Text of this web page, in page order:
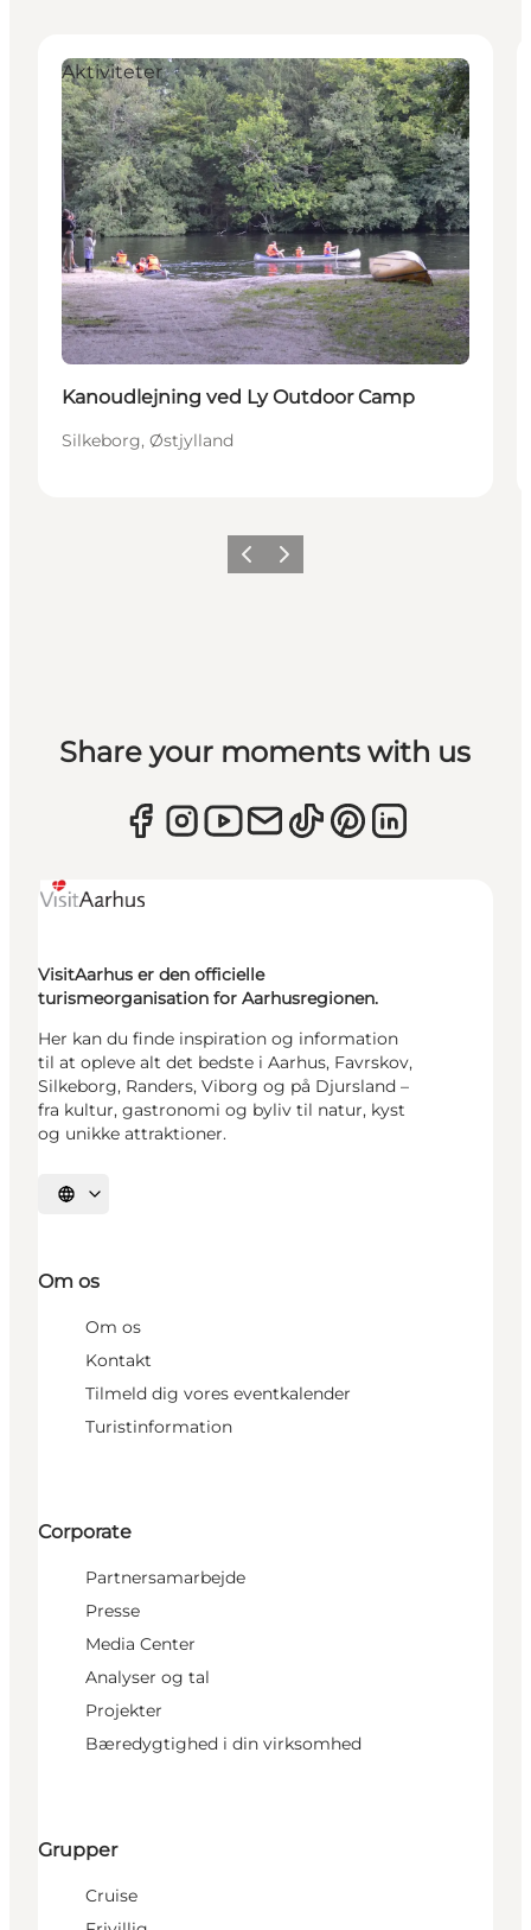
Aktiviteter
Kanoudlejning ved Ly Outdoor Camp
Silkeborg, Østjylland
ForrigeNæste
Share your moments with us
VisitAarhus er den officielle
turismeorganisation for Aarhusregionen.
Her kan du finde inspiration og information
til at opleve alt det bedste i Aarhus, Favrskov,
Silkeborg, Randers, Viborg og på Djursland –
fra kultur, gastronomi og byliv til natur, kyst
og unikke attraktioner.
Vælg sprog
Om os
Om os
Kontakt
Tilmeld dig vores eventkalender
Turistinformation
Corporate
Partnersamarbejde
Presse
Media Center
Analyser og tal
Projekter
Bæredygtighed i din virksomhed
Grupper
Cruise